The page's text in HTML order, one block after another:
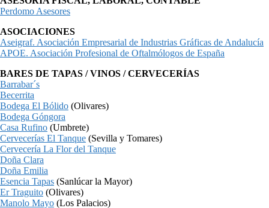
Perdomo Asesores
ASOCIACIONES
Aseigraf. Asociación Empresarial de Industrias Gráficas de Andalucía
APOE. Asociación Profesional de Oftalmólogos de España
BARES DE TAPAS / VINOS / CERVECERÍAS
Barrabar´s
Becerrita
Bodega El Bólido (Olivares)
Bodega Góngora
Casa Rufino (Umbrete)
Cervecerías El Tanque (Sevilla y Tomares)
Cervecería La Flor del Tanque
Doña Clara
Doña Emilia
Esencia Tapas (Sanlúcar la Mayor)
Er Traguito (Olivares)
Manolo Mayo (Los Palacios)